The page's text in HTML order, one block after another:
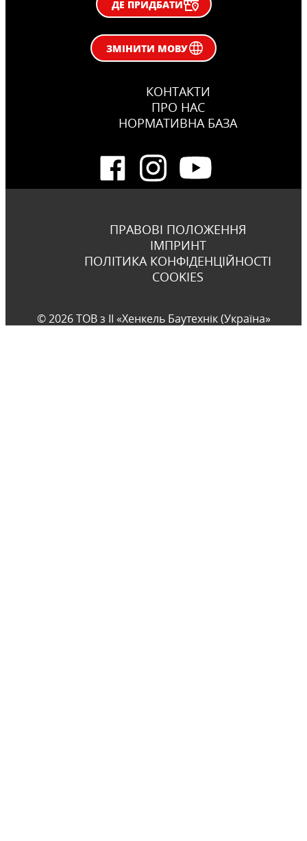
ДЕ ПРИДБАТИ
ЗМІНИТИ МОВУ
КОНТАКТИ
ПРО НАС
НОРМАТИВНА БАЗА
ПРАВОВІ ПОЛОЖЕННЯ
ІМПРИНТ
ПОЛІТИКА КОНФІДЕНЦІЙНОСТІ
COOKIES
© 2026 ТОВ з ІІ «Хенкель Баутехнік (Україна»